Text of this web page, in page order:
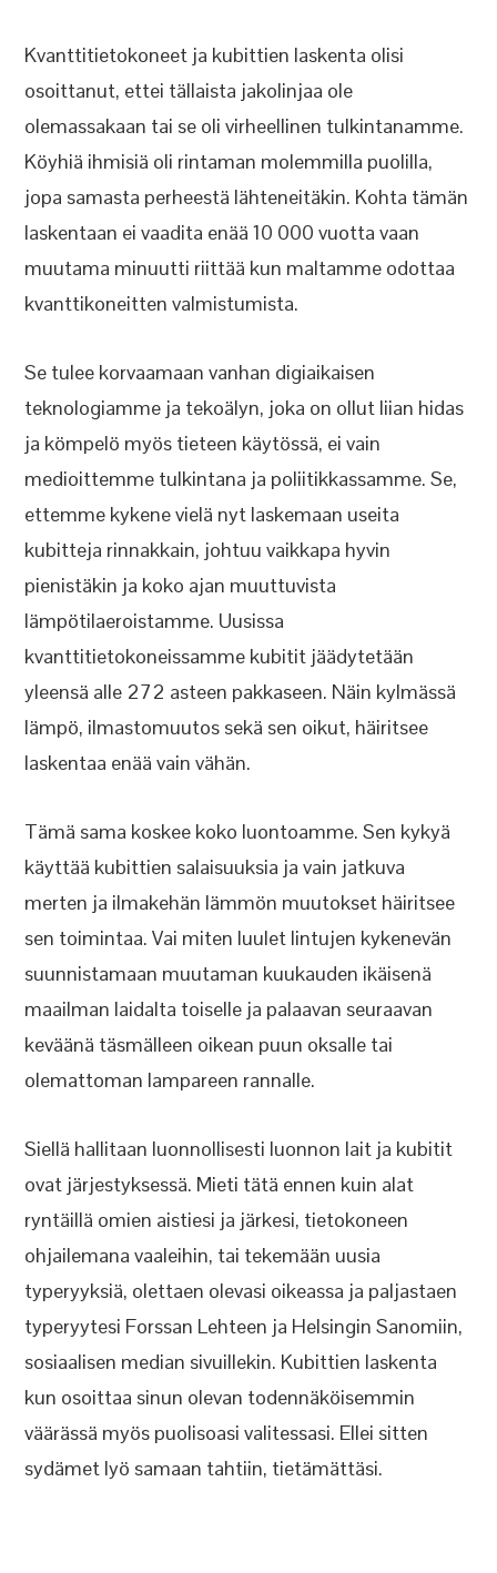
Kvanttitietokoneet ja kubittien laskenta olisi
osoittanut, ettei tällaista jakolinjaa ole
olemassakaan tai se oli virheellinen tulkintanamme.
Köyhiä ihmisiä oli rintaman molemmilla puolilla,
jopa samasta perheestä lähteneitäkin. Kohta tämän
laskentaan ei vaadita enää 10 000 vuotta vaan
muutama minuutti riittää kun maltamme odottaa
kvanttikoneitten valmistumista.
Se tulee korvaamaan vanhan digiaikaisen
teknologiamme ja tekoälyn, joka on ollut liian hidas
ja kömpelö myös tieteen käytössä, ei vain
medioittemme tulkintana ja poliitikkassamme. Se,
ettemme kykene vielä nyt laskemaan useita
kubitteja rinnakkain, johtuu vaikkapa hyvin
pienistäkin ja koko ajan muuttuvista
lämpötilaeroistamme. Uusissa
kvanttitietokoneissamme kubitit jäädytetään
yleensä alle 272 asteen pakkaseen. Näin kylmässä
lämpö, ilmastomuutos sekä sen oikut, häiritsee
laskentaa enää vain vähän.
Tämä sama koskee koko luontoamme. Sen kykyä
käyttää kubittien salaisuuksia ja vain jatkuva
merten ja ilmakehän lämmön muutokset häiritsee
sen toimintaa. Vai miten luulet lintujen kykenevän
suunnistamaan muutaman kuukauden ikäisenä
maailman laidalta toiselle ja palaavan seuraavan
keväänä täsmälleen oikean puun oksalle tai
olemattoman lampareen rannalle.
Siellä hallitaan luonnollisesti luonnon lait ja kubitit
ovat järjestyksessä. Mieti tätä ennen kuin alat
ryntäillä omien aistiesi ja järkesi, tietokoneen
ohjailemana vaaleihin, tai tekemään uusia
typeryyksiä, olettaen olevasi oikeassa ja paljastaen
typeryytesi Forssan Lehteen ja Helsingin Sanomiin,
sosiaalisen median sivuillekin. Kubittien laskenta
kun osoittaa sinun olevan todennäköisemmin
väärässä myös puolisoasi valitessasi. Ellei sitten
sydämet lyö samaan tahtiin, tietämättäsi.